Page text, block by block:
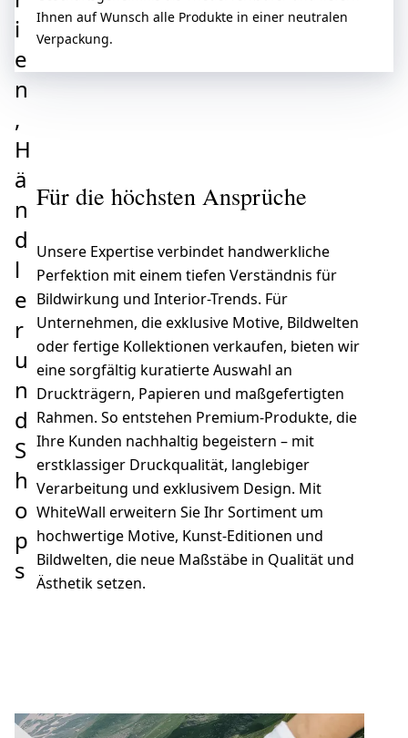
i
e
n
,
H
ä
n
d
l
e
r
u
n
d
S
h
o
p
s
Ihnen auf Wunsch alle Produkte in einer neutralen
Verpackung.
Für die höchsten Ansprüche
Unsere Expertise verbindet handwerkliche
Perfektion mit einem tiefen Verständnis für
Bildwirkung und Interior-Trends. Für
Unternehmen, die exklusive Motive, Bildwelten
oder fertige Kollektionen verkaufen, bieten wir
eine sorgfältig kuratierte Auswahl an
Druckträgern, Papieren und maßgefertigten
Rahmen. So entstehen Premium-Produkte, die
Ihre Kunden nachhaltig begeistern – mit
erstklassiger Druckqualität, langlebiger
Verarbeitung und exklusivem Design. Mit
WhiteWall erweitern Sie Ihr Sortiment um
hochwertige Motive, Kunst-Editionen und
Bildwelten, die neue Maßstäbe in Qualität und
Ästhetik setzen.